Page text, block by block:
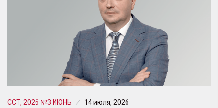
ССТ, 2026 №3 ИЮНЬ 14 июля, 2026